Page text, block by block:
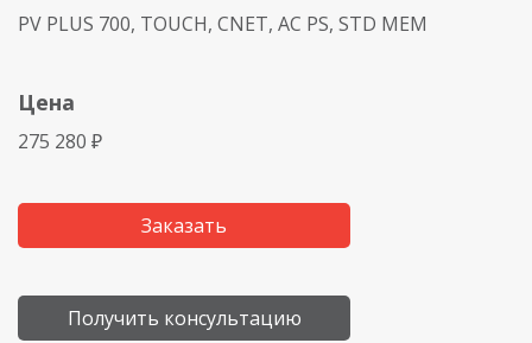
PV PLUS 700, TOUCH, CNET, AC PS, STD MEM
Цена
275 280 ₽
Заказать
Получить консультацию